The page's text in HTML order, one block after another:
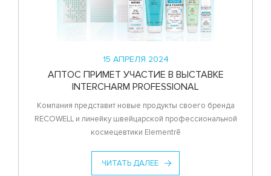
15 АПРЕЛЯ 2024
АПТОС ПРИМЕТ УЧАСТИЕ В ВЫСТАВКЕ
INTERCHARM PROFESSIONAL
Компания представит новые продукты своего бренда
RECOWELL и линейку швейцарской профессиональной
космецевтики Elementrē
ЧИТАТЬ ДАЛЕЕ